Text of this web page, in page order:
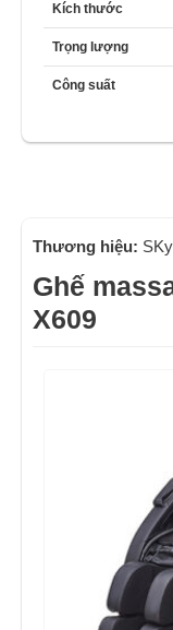
Kích thước
Trọng lượng
Công suất
Thương hiệu: SKy
Ghế
X609